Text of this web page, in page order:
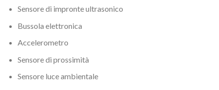
Sensore di impronte ultrasonico
Bussola elettronica
Accelerometro
Sensore di prossimità
Sensore luce ambientale